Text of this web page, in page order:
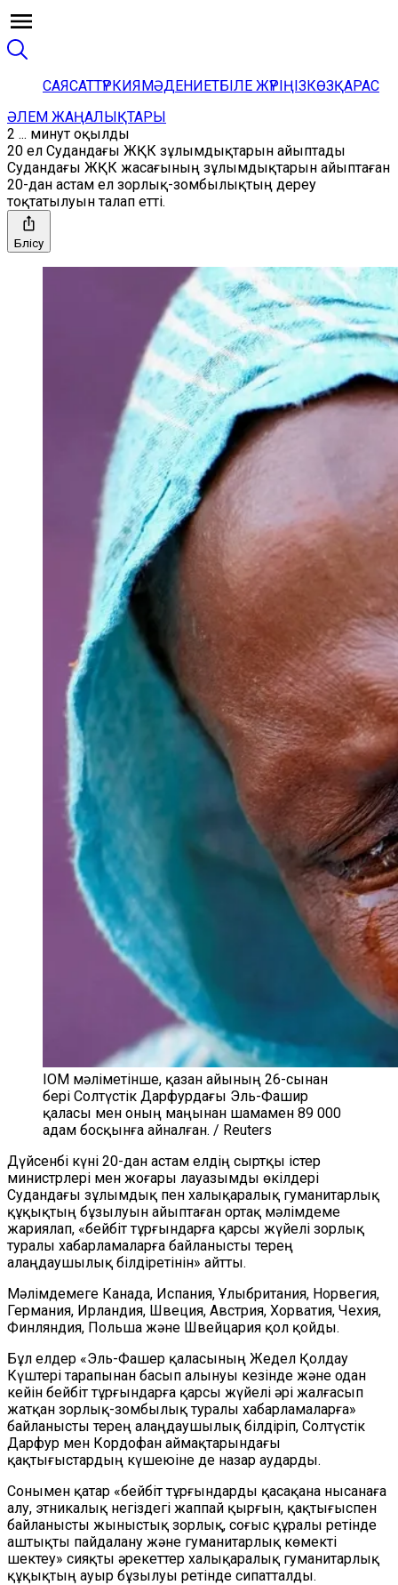
САЯСАТТҮРКИЯМӘДЕНИЕТБІЛЕ ЖҮРІҢІЗКӨЗҚАРАС
ӘЛЕМ ЖАҢАЛЫҚТАРЫ
2 ... минут оқылды
20 ел Судандағы ЖҚК зұлымдықтарын айыптады
Судандағы ЖҚК жасағының зұлымдықтарын айыптаған
20-дан астам ел зорлық-зомбылықтың дереу
тоқтатылуын талап етті.
Бөлісу
IOM мәліметінше, қазан айының 26-сынан
бері Солтүстік Дарфурдағы Эль-Фашир
қаласы мен оның маңынан шамамен 89 000
адам босқынға айналған. / Reuters
Дүйсенбі күні 20-дан астам елдің сыртқы істер
министрлері мен жоғары лауазымды өкілдері
Судандағы зұлымдық пен халықаралық гуманитарлық
құқықтың бұзылуын айыптаған ортақ мәлімдеме
жариялап, «бейбіт тұрғындарға қарсы жүйелі зорлық
туралы хабарламаларға байланысты терең
алаңдаушылық білдіретінін» айтты.
Мәлімдемеге Канада, Испания, Ұлыбритания, Норвегия,
Германия, Ирландия, Швеция, Австрия, Хорватия, Чехия,
Финляндия, Польша және Швейцария қол қойды.
Бұл елдер «Эль-Фашер қаласының Жедел Қолдау
Күштері тарапынан басып алынуы кезінде және одан
кейін бейбіт тұрғындарға қарсы жүйелі әрі жалғасып
жатқан зорлық-зомбылық туралы хабарламаларға»
байланысты терең алаңдаушылық білдіріп, Солтүстік
Дарфур мен Кордофан аймақтарындағы
қақтығыстардың күшеюіне де назар аударды.
Сонымен қатар «бейбіт тұрғындарды қасақана нысанаға
алу, этникалық негіздегі жаппай қырғын, қақтығыспен
байланысты жыныстық зорлық, соғыс құралы ретінде
аштықты пайдалану және гуманитарлық көмекті
шектеу» сияқты әрекеттер халықаралық гуманитарлық
құқықтың ауыр бұзылуы ретінде сипатталды.